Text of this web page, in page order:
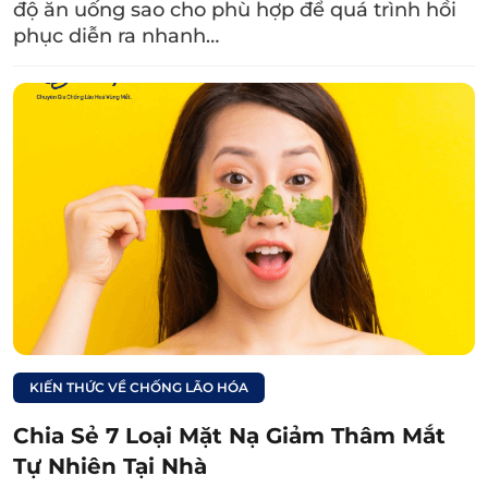
Đối với trường hợp bác sĩ chỉ luồn chỉ nhưng
lại như cũ.
độ ăn uống sao cho phù hợp để quá trình hồi
phục diễn ra nhanh…
KIẾN THỨC VỀ CHỐNG LÃO HÓA
Chia Sẻ 7 Loại Mặt Nạ Giảm Thâm Mắt
Tự Nhiên Tại Nhà